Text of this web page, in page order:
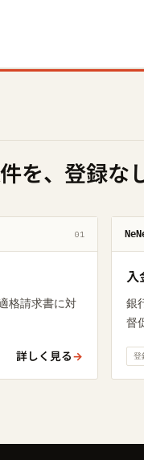
を、登録な
01
格請求書に対
詳しく見る→
入
銀
督
登